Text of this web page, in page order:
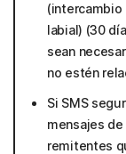
(intercambio
labial) (30
sean
no estén
Si SMS
mensajes
remitentes